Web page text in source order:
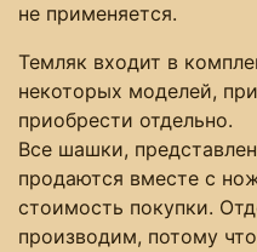
не применяется.
Темляк входит в
некоторых моделей,
приобрести отдельно.
Все шашки,
продаются вместе с
стоимость покупки.
производим, потому